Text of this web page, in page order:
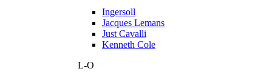
Ingersoll
Jacques Lemans
Just Cavalli
Kenneth Cole
L-O